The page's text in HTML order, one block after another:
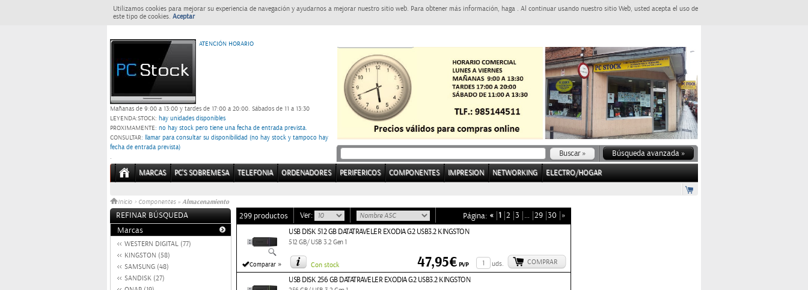
Utilizamos cookies para mejorar su experiencia de navegación y ayudarnos a mejorar nuestro sitio web. Para obtener más información, haga . Al continuar usando nuestro sitio Web, usted acepta el uso de
este tipo de cookies. Aceptar
ATENCIÓN HORARIO
Mañanas de 9:00 a 13:00 y tardes de 17:00 a 20:00. Sábados de 11 a 13:30
LEYENDA:STOCK: hay unidades disponibles
PROXIMAMENTE: no hay stock pero tiene una fecha de entrada prevista.
CONSULTAR: llamar para consultar su disponibilidad (no hay stock y tampoco hay
fecha de entrada prevista)
.
Búsqueda avanzada »
MARCAS PC'S SOBREMESA TELEFONIA ORDENADORES PERIFERICOS COMPONENTES IMPRESION NETWORKING ELECTRO/HOGAR
Inicio > Componentes » Almacenamiento
REFINAR BÚSQUEDA
Marcas
WESTERN DIGITAL (77)
KINGSTON (58)
SAMSUNG (48)
SANDISK (27)
299 productos Ver: Página: « 1 2 3 … 29 30 »
Comparar »
USB DISK 512 GB DATATRAVELER EXODIA G2 USB3.2 KINGSTON
512 GB/ USB 3.2 Gen 1
Con stock uds. COMPRAR
47,95€PVP
USB DISK 256 GB DATATRAVELER EXODIA G2 USB3.2 KINGSTON